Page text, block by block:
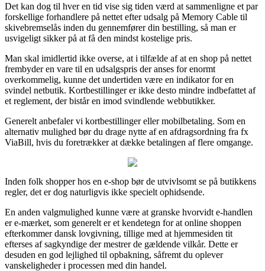
Det kan dog til hver en tid vise sig tiden værd at sammenligne et par
forskellige forhandlere på nettet efter udsalg på Memory Cable til
skivebremselås inden du gennemfører din bestilling, så man er
usvigeligt sikker på at få den mindst kostelige pris.
Man skal imidlertid ikke overse, at i tilfælde af at en shop på nettet
frembyder en vare til en udsalgspris der anses for enormt
overkommelig, kunne det undertiden være en indikator for en
svindel netbutik. Kortbestillinger er ikke desto mindre indbefattet af
et reglement, der bistår en imod svindlende webbutikker.
Generelt anbefaler vi kortbestillinger eller mobilbetaling. Som en
alternativ mulighed bør du drage nytte af en afdragsordning fra fx
ViaBill, hvis du foretrækker at dække betalingen af flere omgange.
Inden folk shopper hos en e-shop bør de utvivlsomt se på butikkens
regler, det er dog naturligvis ikke specielt ophidsende.
En anden valgmulighed kunne være at granske hvorvidt e-handlen
er e-mærket, som generelt er et kendetegn for at online shoppen
efterkommer dansk lovgivning, tillige med at hjemmesiden tit
efterses af sagkyndige der mestrer de gældende vilkår. Dette er
desuden en god lejlighed til opbakning, såfremt du oplever
vanskeligheder i processen med din handel.